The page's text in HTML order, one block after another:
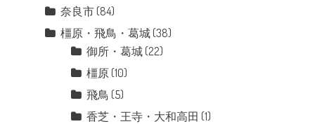
奈良市(84)
橿原・飛鳥・葛城(38)
御所・葛城(22)
橿原(10)
飛鳥 (5)
香芝・王寺・大和高田 (1)